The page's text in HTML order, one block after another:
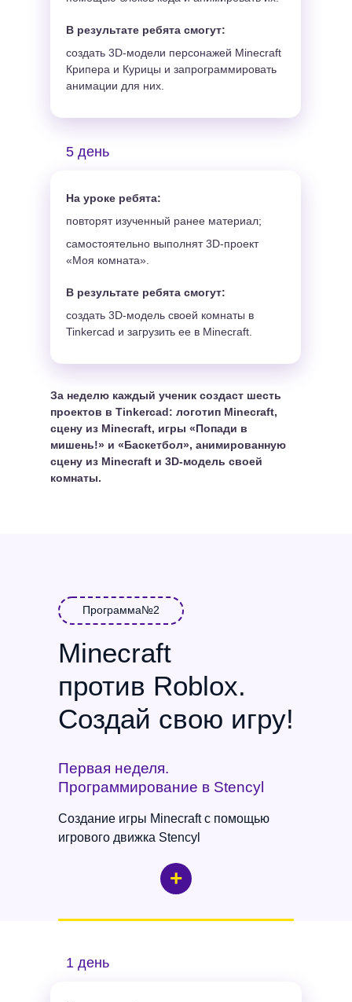
За неделю каждый ученик создаст шесть
проектов в Tinkercad: логотип Minecraft,
сцену из Minecraft, игры «Попади в
мишень!» и «Баскетбол», анимированную
сцену из Minecraft и 3D-модель своей
комнаты.
На уроке ребята:
5 день
повторят изученный ранее материал;
самостоятельно выполнят 3D-проект
«Моя комната».
В результате ребята смогут:
создать 3D-модель своей комнаты в
Tinkercad и загрузить ее в Minecraft.
В результате ребята смогут:
создать 3D-модели персонажей Minecraft
Крипера и Курицы и запрограммировать
анимации для них.
Minecraft против
Roblox.Создай
свою игру!
Первая неделя.
Программирование в Stencyl
+
Программа№2
Создание игры Minecraft с помощью
игрового движка Stencyl
Minecraft
против Roblox.
Создай свою игру!
1 день